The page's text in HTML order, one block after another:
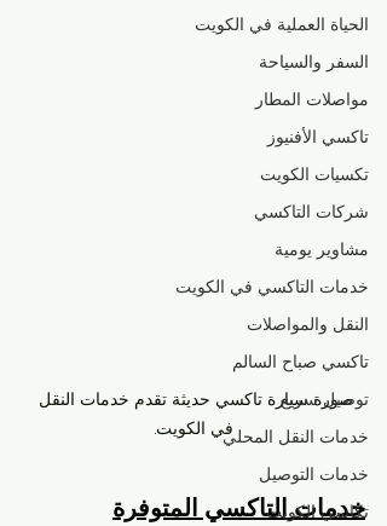
الحياة العملية في الكويت
السفر والسياحة
مواصلات المطار
تاكسي الأفنيوز
تكسيات الكويت
شركات التاكسي
مشاوير يومية
خدمات التاكسي في الكويت
النقل والمواصلات
تاكسي صباح السالم
توصيل سريع
خدمات النقل المحلي
خدمات التوصيل
تكاسي الكويت
صورة سيارة تاكسي حديثة تقدم خدمات النقل
في الكويت.
خدمات التاكسي المتوفرة